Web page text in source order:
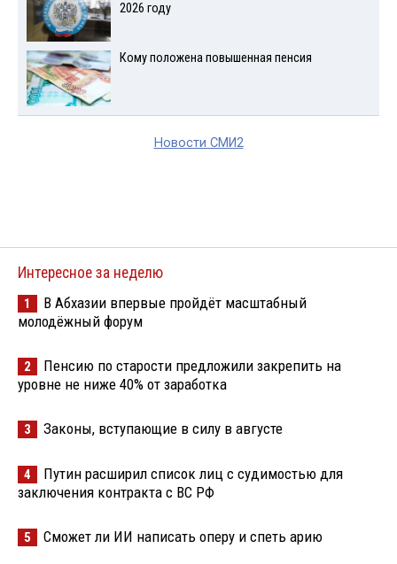
2026 году
Кому положена повышенная пенсия
Новости СМИ2
Интересное за неделю
1
В Абхазии впервые пройдёт масштабный
молодёжный форум
2
Пенсию по старости предложили закрепить на
уровне не ниже 40% от заработка
3 Законы, вступающие в силу в августе
4
Путин расширил список лиц с судимостью для
заключения контракта с ВС РФ
5 Сможет ли ИИ написать оперу и спеть арию